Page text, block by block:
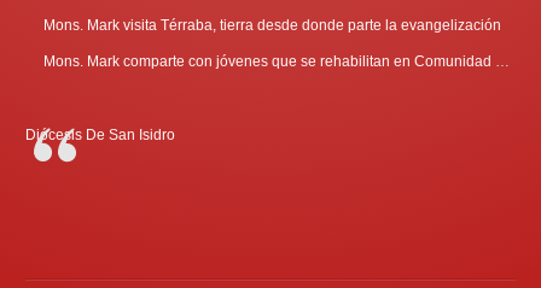
Mons. Mark visita Térraba, tierra desde donde parte la evangelización
Diócesis De San Isidro